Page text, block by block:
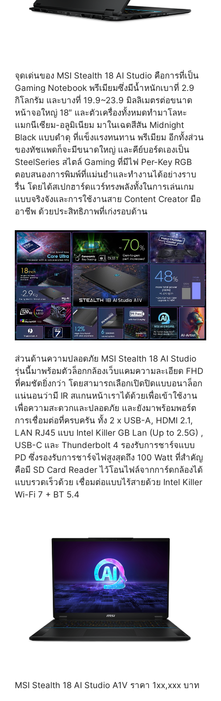
จุดเด่นของ MSI Stealth 18 AI Studio คือการที่เป็น
Gaming Notebook พรีเมียมซึ่งมีน้ำหนักเบาที่ 2.9
กิโลกรัม และบางที่ 19.9~23.9 มิลลิเมตรต่อขนาด
หน้าจอใหญ่ 18″ และตัวเครื่องทั้งหมดทำมาโลหะ
แมกนีเซียม-อลูมิเนียม มาในเฉดสีสัน Midnight
Black แบบดำดุ ที่แข็งแรงทนทาน พรีเมียม อีกทั้งส่วน
ของทัชแพดก็จะมีขนาดใหญ่ และคีย์บอร์ดเองเป็น
SteelSeries สไตล์ Gaming ที่มีไฟ Per-Key RGB
ตอบสนองการพิมพ์ที่แม่นยำและทำงานได้อย่างราบ
รื่น โดยได้สเปกฮาร์ดแวร์ทรงพลังทั้งในการเล่นเกม
แบบจริงจังและการใช้งานสาย Content Creator มือ
อาชีพ ด้วยประสิทธิภาพที่เก่งรอบด้าน
ส่วนด้านความปลอดภัย MSI Stealth 18 AI Studio
รุ่นนี้มาพร้อมตัวล็อกกล้องเว็บแคมความละเอียด FHD
ที่คมชัดยิ่งกว่า โดยสามารถเลือกเปิดปิดแบบอนาล็อก
แน่นอนว่ามี IR สแกนหน้าเราได้ด้วยเพื่อเข้าใช้งาน
เพื่อความสะดวกและปลอดภัย และยังมาพร้อมพอร์ต
การเชื่อมต่อที่ครบครัน ทั้ง 2 x USB-A, HDMI 2.1,
LAN RJ45 แบบ Intel Killer GB Lan (Up to 2.5G) ,
USB-C และ Thunderbolt 4 รองรับการชาร์จแบบ
PD ซึ่งรองรับการชาร์จไฟสูงสุดถึง 100 Watt ที่สำคัญ
คือมี SD Card Reader ไว้โอนไฟล์จากการ์ดกล้องได้
แบบรวดเร็วด้วย เชื่อมต่อแบบไร้สายด้วย Intel Killer
Wi-Fi 7 + BT 5.4
MSI Stealth 18 AI Studio A1V ราคา 1xx,xxx บาท